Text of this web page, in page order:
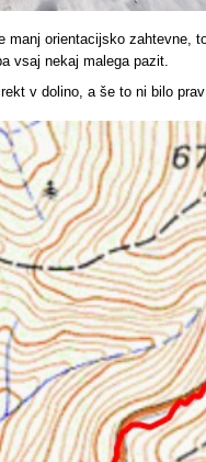
manj orientacijsko zahtevne,
vsaj nekaj malega pazit.
v dolino, a še to ni bilo